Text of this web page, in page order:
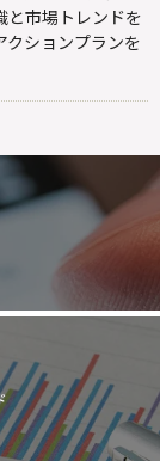
と市場トレンドを
クションプランを